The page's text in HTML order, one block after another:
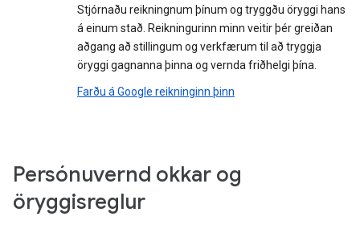
Stjórnaðu reikningnum þínum og tryggðu öryggi hans
á einum stað. Reikningurinn minn veitir þér greiðan
aðgang að stillingum og verkfærum til að tryggja
öryggi gagnanna þinna og vernda friðhelgi þína.
Farðu á Google reikninginn þinn
Persónuvernd okkar og
öryggisreglur